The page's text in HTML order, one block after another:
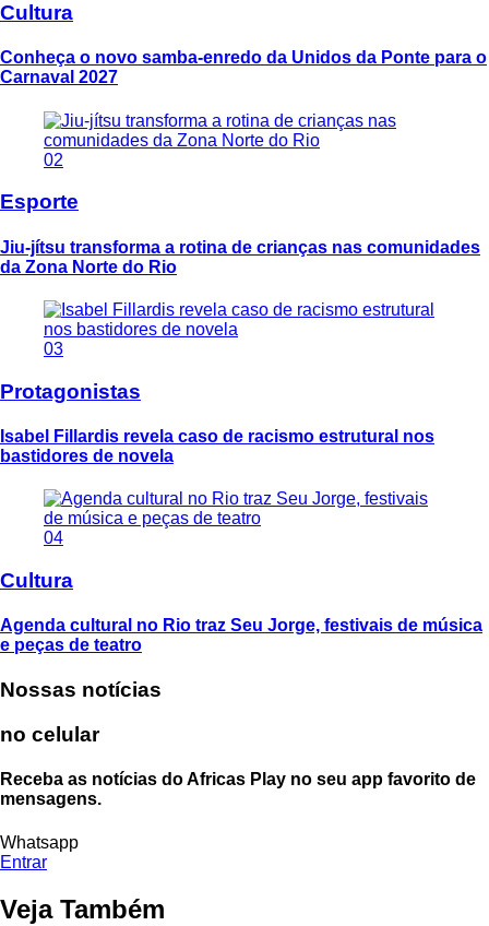
Cultura
Conheça o novo samba-enredo da Unidos da Ponte para o
Carnaval 2027
02
Esporte
Jiu-jítsu transforma a rotina de crianças nas comunidades
da Zona Norte do Rio
03
Protagonistas
Isabel Fillardis revela caso de racismo estrutural nos
bastidores de novela
04
Cultura
Agenda cultural no Rio traz Seu Jorge, festivais de música
e peças de teatro
Nossas notícias
no celular
Receba as notícias do Africas Play no seu app favorito de
mensagens.
Whatsapp
Entrar
Veja Também